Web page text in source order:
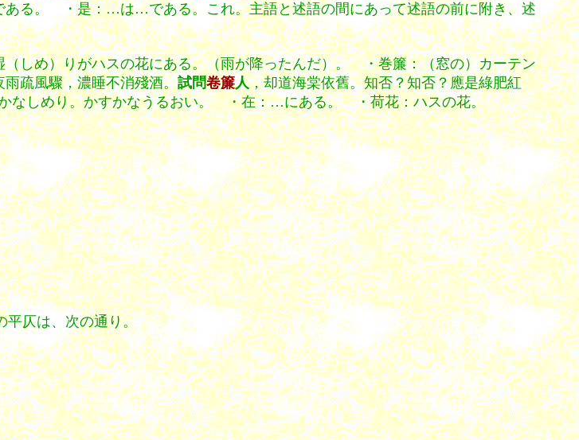
る。 ・是：…は…である。これ。主語と述語の間にあって述語の前に附き、述
しめ）りがハスの花にある。（雨が降ったんだ）。 ・巻簾：（窓の）カーテン
疏風驟，濃睡不消殘酒。試問卷簾人，却道海棠依舊。知否？知否？應是綠肥紅
なしめり。かすかなうるおい。 ・在：…にある。 ・荷花：ハスの花。
平仄は、次の通り。